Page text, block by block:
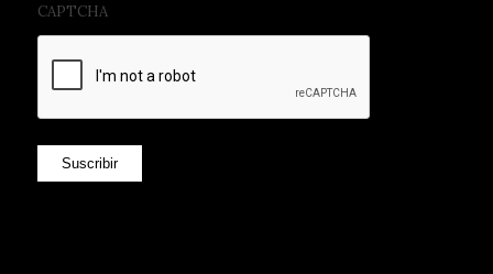
CAPTCHA
Suscribir